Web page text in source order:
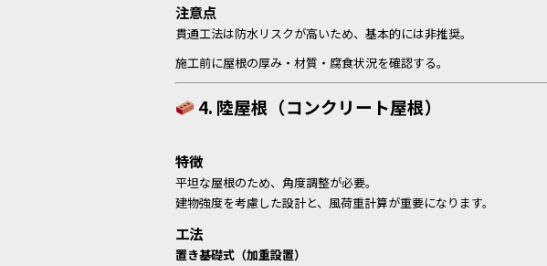
注意点
貫通工法は防水リスクが高いため、基本的には非推奨。
施工前に屋根の厚み・材質・腐食状況を確認する。
4. 陸屋根（コンクリート屋根）
特徴
平坦な屋根のため、角度調整が必要。
建物強度を考慮した設計と、風荷重計算が重要になります。
工法
置き基礎式（加重設置）